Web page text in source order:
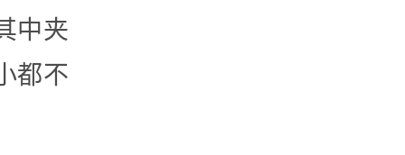
中夹
都不